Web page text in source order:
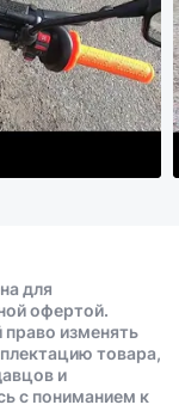
для
офертой.
изменять
товара,
и
с пониманием к